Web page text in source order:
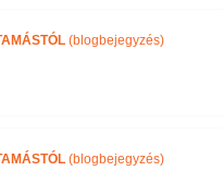
(blogbejegyzés)
(blogbejegyzés)